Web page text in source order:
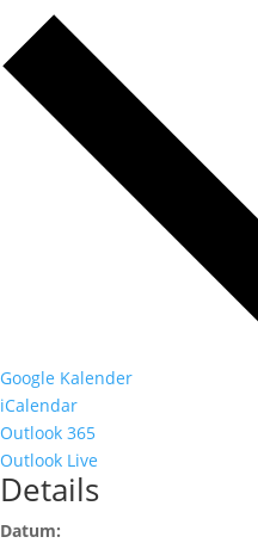
Google Kalender
iCalendar
Outlook 365
Outlook Live
Details
Datum: